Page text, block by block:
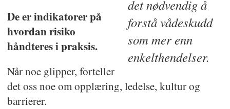
det nødvendig å
forstå vådeskudd
som mer enn
enkelthendelser.
De er indikatorer på
hvordan risiko
håndteres i praksis.
Når noe glipper, forteller
det oss noe om opplæring, ledelse, kultur og
barrierer.